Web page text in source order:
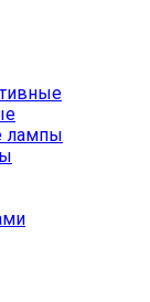
лампы